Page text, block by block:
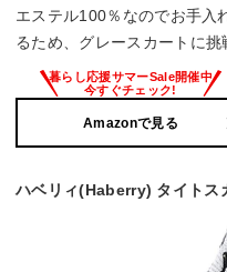
エステル100％なのでお手入
るため、グレースカートに挑
Amazonで見る
ハベリィ(Haberry) タイトス